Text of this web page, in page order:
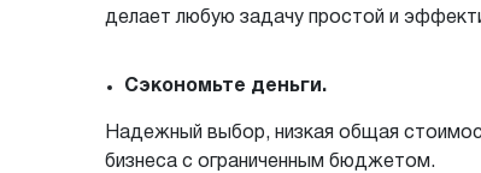
делает любую задачу простой и
Сэкономьте деньги.
Надежный выбор, низкая общая
бизнеса с ограниченным бюджетом.